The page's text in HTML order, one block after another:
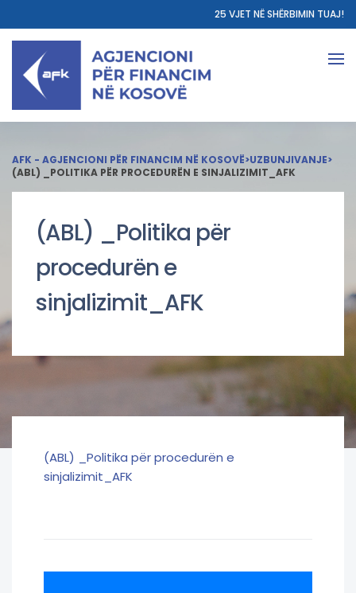
25 VJET NË SHËRBIMIN TUAJ!
AFK - AGJENCIONI PËR FINANCIM NË KOSOVË>UZBUNJIVANJE>
(ABL) _POLITIKA PËR PROCEDURËN E SINJALIZIMIT_AFK
(ABL) _Politika për
procedurën e
sinjalizimit_AFK
(ABL) _Politika për procedurën e
sinjalizimit_AFK